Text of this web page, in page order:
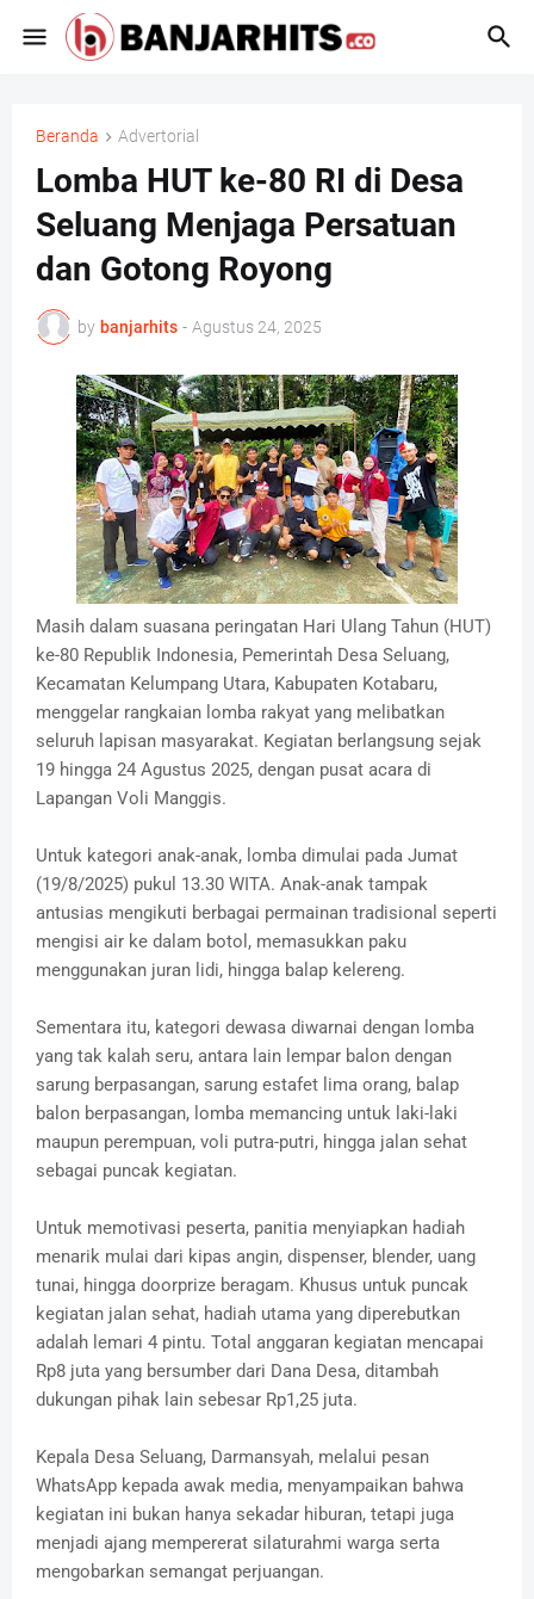
Beranda Advertorial
Lomba HUT ke-80 RI di Desa
Seluang Menjaga Persatuan
dan Gotong Royong
by banjarhits - Agustus 24, 2025
Masih dalam suasana peringatan Hari Ulang Tahun (HUT)
ke-80 Republik Indonesia, Pemerintah Desa Seluang,
Kecamatan Kelumpang Utara, Kabupaten Kotabaru,
menggelar rangkaian lomba rakyat yang melibatkan
seluruh lapisan masyarakat. Kegiatan berlangsung sejak
19 hingga 24 Agustus 2025, dengan pusat acara di
Lapangan Voli Manggis.
Untuk kategori anak-anak, lomba dimulai pada Jumat
(19/8/2025) pukul 13.30 WITA. Anak-anak tampak
antusias mengikuti berbagai permainan tradisional seperti
mengisi air ke dalam botol, memasukkan paku
menggunakan juran lidi, hingga balap kelereng.
Sementara itu, kategori dewasa diwarnai dengan lomba
yang tak kalah seru, antara lain lempar balon dengan
sarung berpasangan, sarung estafet lima orang, balap
balon berpasangan, lomba memancing untuk laki-laki
maupun perempuan, voli putra-putri, hingga jalan sehat
sebagai puncak kegiatan.
Untuk memotivasi peserta, panitia menyiapkan hadiah
menarik mulai dari kipas angin, dispenser, blender, uang
tunai, hingga doorprize beragam. Khusus untuk puncak
kegiatan jalan sehat, hadiah utama yang diperebutkan
adalah lemari 4 pintu. Total anggaran kegiatan mencapai
Rp8 juta yang bersumber dari Dana Desa, ditambah
dukungan pihak lain sebesar Rp1,25 juta.
Kepala Desa Seluang, Darmansyah, melalui pesan
WhatsApp kepada awak media, menyampaikan bahwa
kegiatan ini bukan hanya sekadar hiburan, tetapi juga
menjadi ajang mempererat silaturahmi warga serta
mengobarkan semangat perjuangan.